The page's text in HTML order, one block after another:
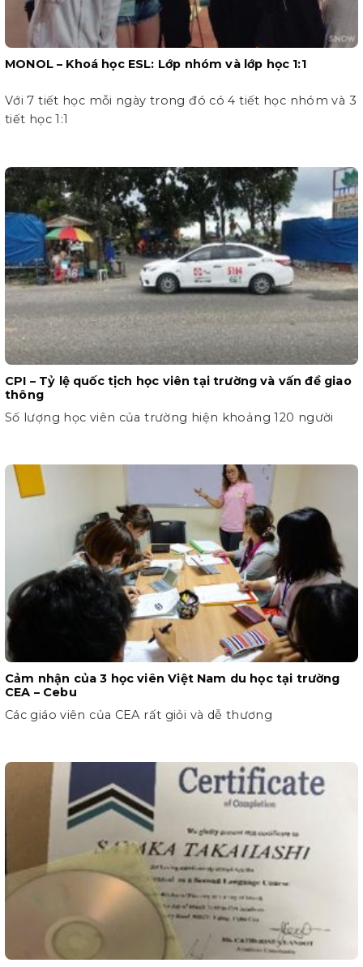
MONOL – Khoá học ESL: Lớp nhóm và lớp học 1:1
Với 7 tiết học mỗi ngày trong đó có 4 tiết học nhóm và 3
tiết học 1:1
CPI – Tỷ lệ quốc tịch học viên tại trường và vấn đề giao
thông
Số lượng học viên của trường hiện khoảng 120 người
Cảm nhận của 3 học viên Việt Nam du học tại trường
CEA – Cebu
Các giáo viên của CEA rất giỏi và dễ thương